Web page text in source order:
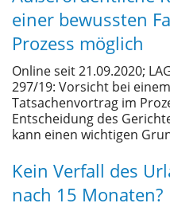
einer bewussten
Prozess möglich
Online seit 21.09.2020;
297/19: Vorsicht bei
Tatsachenvortrag im
Entscheidung des
kann einen wichtigen
Kein Verfall des
nach 15 Monaten?